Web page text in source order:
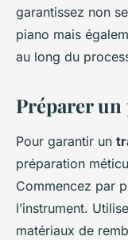
garantissez non
piano mais
au long du
Préparer
Pour garantir un
préparation
Commencez par
l’instrument.
matériaux de